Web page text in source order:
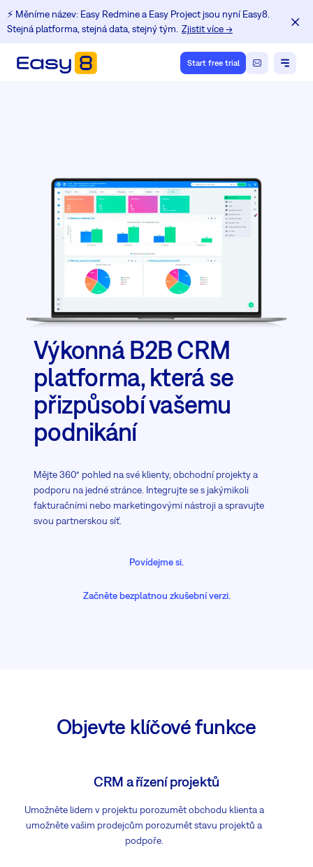
⚡️ Měníme název: Easy Redmine a Easy Project jsou nyní Easy8.
Stejná platforma, stejná data, stejný tým. Zjistit více →
Start free trial
Výkonná B2B CRM
platforma, která se
přizpůsobí vašemu
podnikání
Mějte 360° pohled na své klienty, obchodní projekty a
podporu na jedné stránce. Integrujte se s jakýmikoli
fakturačními nebo marketingovými nástroji a spravujte
svou partnerskou síť.
Povídejme si.
Začněte bezplatnou zkušební verzi.
Objevte klíčové funkce
CRM a řízení projektů
Umožněte lidem v projektu porozumět obchodu klienta a
umožněte vašim prodejcům porozumět stavu projektů a
podpoře.